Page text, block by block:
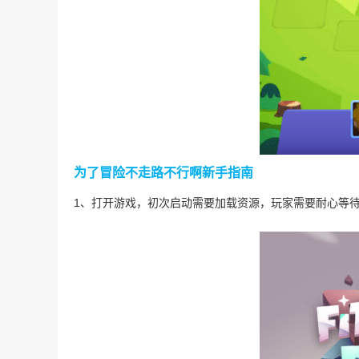
为了冒险不走路不行啊新手指南
1、打开游戏，初次启动需要加载资源，玩家需要耐心等